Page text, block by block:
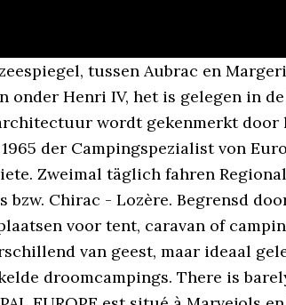
Départements Lozère in der Region Okzitanien: Das Département Lozère [loˈz ɛːʀ] ist das französische Département mit der Ordnungsnummer 48. Ort . Er is nog geen foto beschikbaar Voeg foto's toe. Campings in Spain. Vergelijk prijzen en boek campings en caravanparken in Marvejols, Frankrijk. Camping Lozère. Kamperen in de Lozère: helemaal Zuid-Frankrijk! The main activities are cattle farming and tourism. Camping Municipal, Campingplatz, ist in Lozère. Ok. Zur Homepage. Official tourism website in Lozère : accommodations, sports, restaurants, events and holiday in Languedoc-Roussillon, France. Marvejols (Lozère) Languedoc-Roussillon. Camping Lozère frankreich : Das Departement Lozère im Süden Frankreichs bietet Ihnen die perfekte Mischung aus Eindrücken, Authentizität und Entspannung. 1. Our newsletter is full of tips, news, ACSI offers and advertisements from carefully selected partners. Vind foto's, video's en reviews over vakanties in Marvejols (Lozere) De camping CAMPING MUNICIPAL EUROPE is gelegen in Marvejols in de Lozère, in de Occitanie, een regio waarin u op adembenemende taferelen voor u in petto heeft. mit 2 Personen mit Ihrem Zelt/Caravan in der Nebensaison Er is mogelijkheid tot het huren van bungalows. Wir haben jetzt 3 Campings im Verkauf in Lozère im Frankreich. Blick auf den Fluss Tarn und das Dorf Saint-Chély-du-Tarn. Camping guide. Campsites with booking online. Top # 2. De omgeving van de campings in de Lozère is beeldschoon en vol met leuke plekjes voor een dagje uit tijdens uw kampeervakantie in de Lozère. Länder. 100% van de campings in de buurt van Marvejols. Es liegt im Süden des Landes in der Region Okzitanien und ist nach dem Bergmassiv des Mont Lozère im Nationalpark der Cevennen benannt. Een camping in de Lozère is bovendien een aanrader voor kampeerders die graag een dagje gaan vissen. mit 2 Personen mit Ihrem Zelt/Caravan in der Nebensaison ACSI.eu. Verwaltungsgebiete. Bon petit déjeuner. Vayacamping gids van de campings en bungalows in Lozère, Frankrijk . Ort . 0 Internationale reviews. Il est situé au bord de la rivière. Dann werden Sie bei der Hotelsuche von Expedia.de fündig! Entlang des gesamten Parcours unterstützen und ermutigen Zuschauer, Musiker und Tänzer die Teilnehmer. Doe de Corona Camping Check | Blijf op de hoogte over kamperen in corona-tijd, Door gebruik te maken van onze website, stemt u in met het gebruik van cookies overeenkomstig ons Privacy- en CookieStatement. Uw gegevens zijn veilig en worden niet gedeeld met anderen, Camping echt open? ACSI heeft het grootste aanbod kleine campings. List of campsites in Marvejols, Lozère. Camping Lozère. MEHR INFO. Durch den Besuch dieser Website erklären Sie sich damit einverstanden. Discounts and offers. Camping in Marvejols. vervangend legitimatiebewijs en WA-